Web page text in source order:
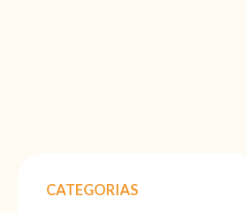
CATEGORIAS